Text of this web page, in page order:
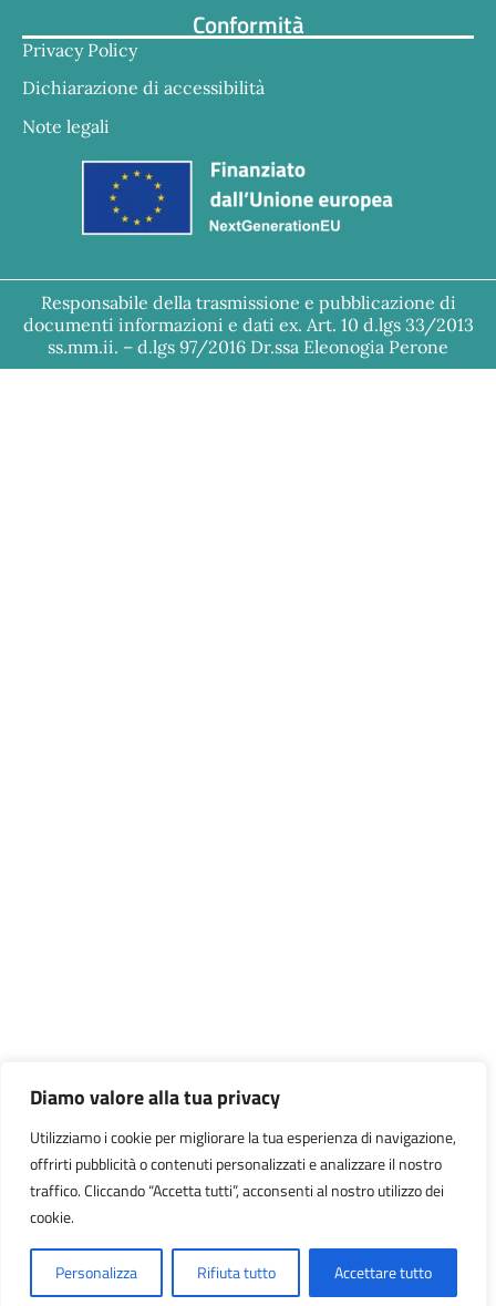
Diamo valore alla tua privacy
Utilizziamo i cookie per migliorare la tua esperienza di navigazione,
offrirti pubblicità o contenuti personalizzati e analizzare il nostro
traffico. Cliccando “Accetta tutti”, acconsenti al nostro utilizzo dei
cookie.
Personalizza Rifiuta tutto Accettare tutto
Conformità
Privacy Policy
Dichiarazione di accessibilità
Note legali
Responsabile della trasmissione e pubblicazione di
documenti informazioni e dati ex. Art. 10 d.lgs 33/2013
ss.mm.ii. – d.lgs 97/2016 Dr.ssa Eleonogia Perone